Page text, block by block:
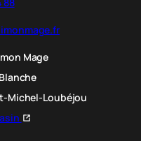
88
Mage
Michel-Loubéjou